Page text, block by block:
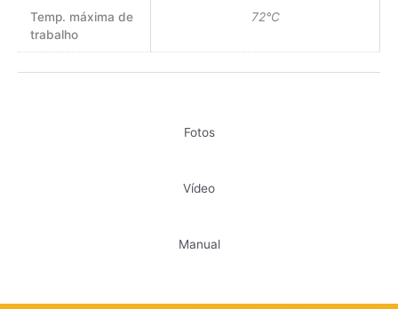
Fotos
Vídeo
Manual
Temp. máxima de
trabalho
72°C